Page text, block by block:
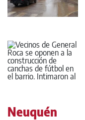
Neuquén